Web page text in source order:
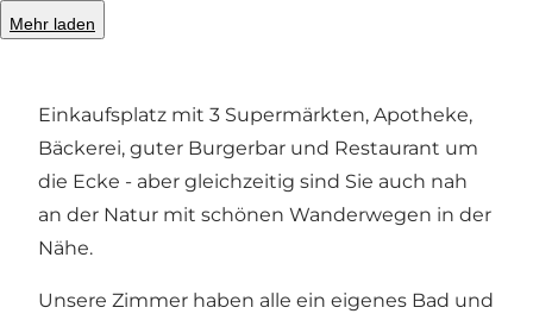
Mehr laden
Einkaufsplatz mit 3 Supermärkten, Apotheke,
Bäckerei, guter Burgerbar und Restaurant um
die Ecke - aber gleichzeitig sind Sie auch nah
an der Natur mit schönen Wanderwegen in der
Nähe.
Unsere Zimmer haben alle ein eigenes Bad und